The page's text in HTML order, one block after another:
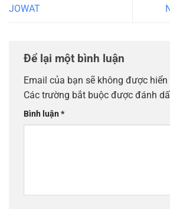
JOWAT
Để lại một bình luận
Email của bạn sẽ không được
Các trường bắt buộc được đánh
Bình luận*